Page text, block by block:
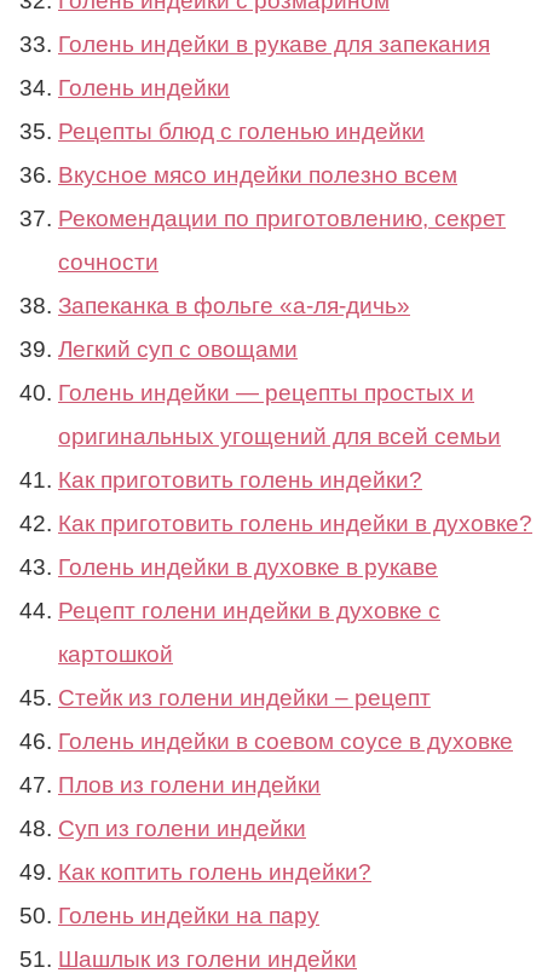
Голень индейки в рукаве для запекания
Голень индейки
Рецепты блюд с голенью индейки
Вкусное мясо индейки полезно всем
Рекомендации по приготовлению, секрет
сочности
Запеканка в фольге «а-ля-дичь»
Легкий суп с овощами
Голень индейки — рецепты простых и
оригинальных угощений для всей семьи
Как приготовить голень индейки?
Как приготовить голень индейки в духовке?
Голень индейки в духовке в рукаве
Рецепт голени индейки в духовке с
картошкой
Стейк из голени индейки – рецепт
Голень индейки в соевом соусе в духовке
Плов из голени индейки
Суп из голени индейки
Как коптить голень индейки?
Голень индейки на пару
Шашлык из голени индейки